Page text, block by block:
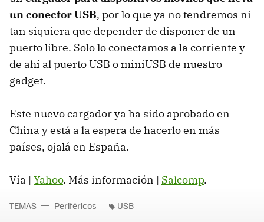
un conector USB, por lo que ya no tendremos ni
tan siquiera que depender de disponer de un
puerto libre. Solo lo conectamos a la corriente y
de ahí al puerto USB o miniUSB de nuestro
gadget.
Este nuevo cargador ya ha sido aprobado en
China y está a la espera de hacerlo en más
países, ojalá en España.
Vía | Yahoo. Más información | Salcomp.
TEMAS Periféricos USB